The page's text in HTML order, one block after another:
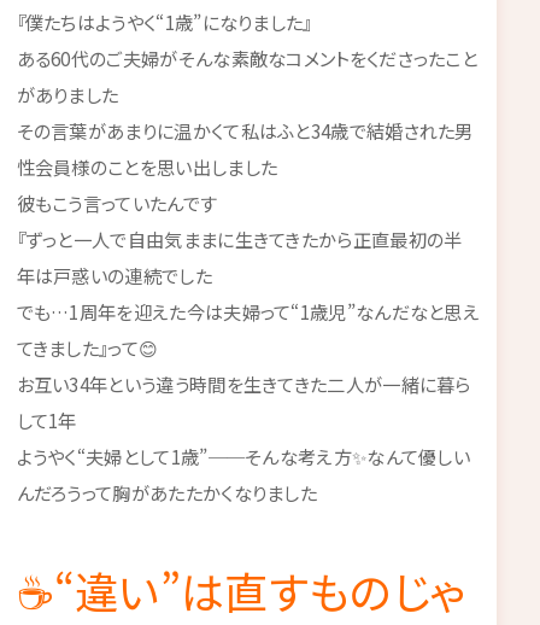
『僕たちはようやく“1歳”になりました』
ある60代のご夫婦がそんな素敵なコメントをくださったこと
がありました
その言葉があまりに温かくて私はふと34歳で結婚された男
性会員様のことを思い出しました
彼もこう言っていたんです
『ずっと一人で自由気ままに生きてきたから正直最初の半
年は戸惑いの連続でした
でも…1周年を迎えた今は夫婦って“1歳児”なんだなと思え
てきました』って😊
お互い34年という違う時間を生きてきた二人が一緒に暮ら
して1年
ようやく“夫婦として1歳”──そんな考え方✨なんて優しい
んだろうって胸があたたかくなりました
☕“違い”は直すものじゃ